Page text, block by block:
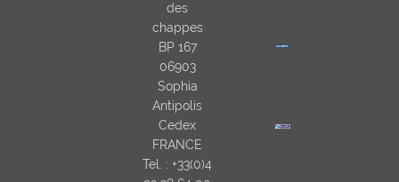
des
chappes
BP 167
06903
Sophia
Antipolis
Cedex
FRANCE
Tel. : +33(0)4